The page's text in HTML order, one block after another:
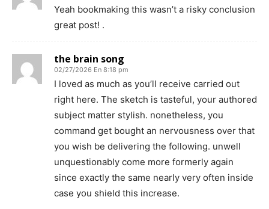
Yeah bookmaking this wasn’t a risky conclusion
great post! .
the brain song
02/27/2026 En 8:18 pm
I loved as much as you’ll receive carried out
right here. The sketch is tasteful, your authored
subject matter stylish. nonetheless, you
command get bought an nervousness over that
you wish be delivering the following. unwell
unquestionably come more formerly again
since exactly the same nearly very often inside
case you shield this increase.